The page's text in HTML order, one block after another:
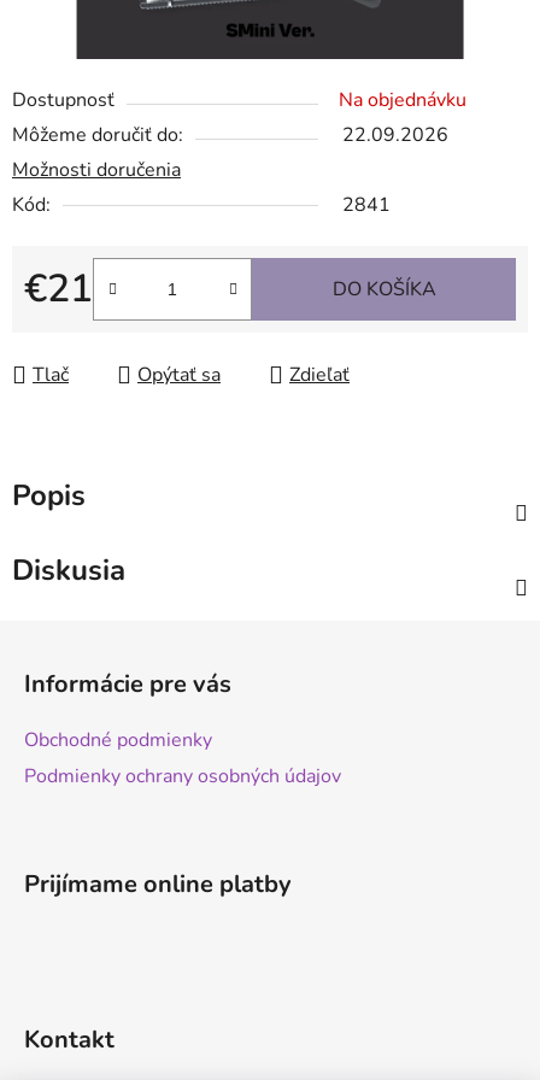
Dostupnosť
Na objednávku
Môžeme doručiť do:
22.09.2026
Možnosti doručenia
Kód:
2841
€21
Jednotková cena:
DO KOŠÍKA
Tlač Opýtať sa Zdieľať
Popis
Diskusia
Informácie pre vás
Obchodné podmienky
Podmienky ochrany osobných údajov
Prijímame online platby
Kontakt